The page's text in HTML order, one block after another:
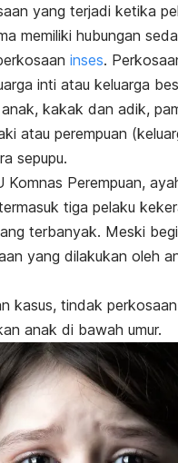
yang terjadi ketika
memiliki hubungan
inses.
inti atau keluarga
kakak dan adik,
atau perempuan
sepupu.
Komnas Perempuan,
tiga pelaku
terbanyak. Meski
yang dilakukan oleh
kasus, tindak
anak di bawah umur.